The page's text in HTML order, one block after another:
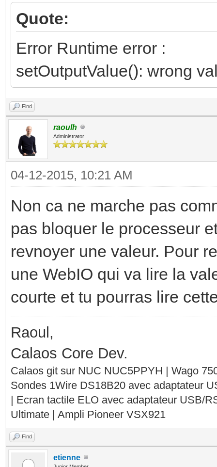
Quote:
Error Runtime error :
setOutputValue(): wrong
Find
raoulh
Administrator
04-12-2015, 10:21 AM
Non ca ne marche pas
pas bloquer le processeur
revnoyer une valeur. Pour
une WebIO qui va lire la
courte et tu pourras lire
Raoul,
Calaos Core Dev.
Calaos git sur NUC NUC5PPYH | Wago
Sondes 1Wire DS18B20 avec adaptateur
| Ecran tactile ELO avec adaptateur USB/
Ultimate | Ampli Pioneer VSX921
Find
etienne